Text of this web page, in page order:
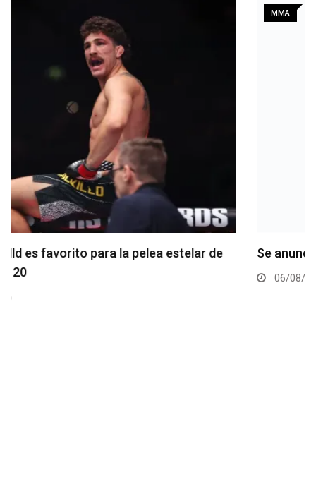
Se anuncia la cartelera completa del UFC 331
06/08/2026